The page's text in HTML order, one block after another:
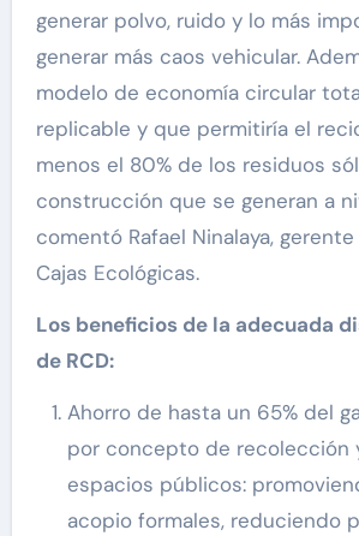
generar polvo, ruido y lo más
generar más caos vehicular.
modelo de economía circular
replicable y que permitiría el
menos el 80% de los residuos
construcción que se generan a
comentó Rafael Ninalaya,
Cajas Ecológicas.
Los beneficios de la adecuada
de RCD:
Ahorro de hasta un 65% del
por concepto de recolección
espacios públicos:
acopio formales, reduciendo